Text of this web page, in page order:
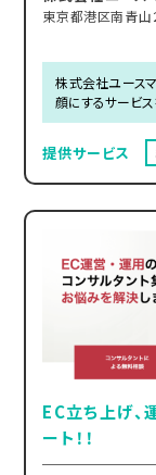
東京都港区南青
株式会社ユース
顔にするサービス
提供サービス
EC立ち上げ、
ート！！